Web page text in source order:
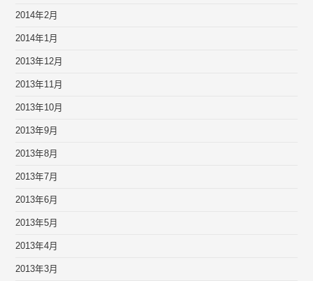
2014年2月
2014年1月
2013年12月
2013年11月
2013年10月
2013年9月
2013年8月
2013年7月
2013年6月
2013年5月
2013年4月
2013年3月